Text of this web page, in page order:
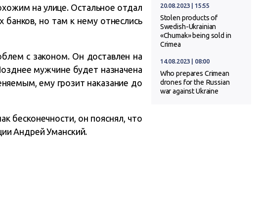
на улице. Остальное отдал
банков, но там к нему отнеслись
с законом. Он доставлен на
мужчине будет назначена
ему грозит наказание до
бесконечности, он пояснял, что
Андрей Уманский.
20.08.2023 | 15:55
Stolen products of
Swedish-Ukrainian
«Chumak» being sold in
Crimea
14.08.2023 | 08:00
Who prepares Crimean
drones for the Russian
war against Ukraine